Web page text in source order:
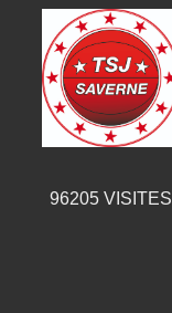
96205VISITES